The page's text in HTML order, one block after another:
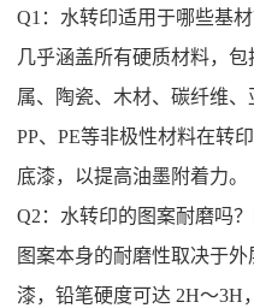
Q1：水转印适用于哪些基材
几乎涵盖所有硬质材料，
属、陶瓷、木材、碳纤维、
PP、PE等非极性材料在转
底漆，以提高油墨附着力。
Q2：水转印的图案耐磨吗？
图案本身的耐磨性取决于
漆，铅笔硬度可达 2H～3H